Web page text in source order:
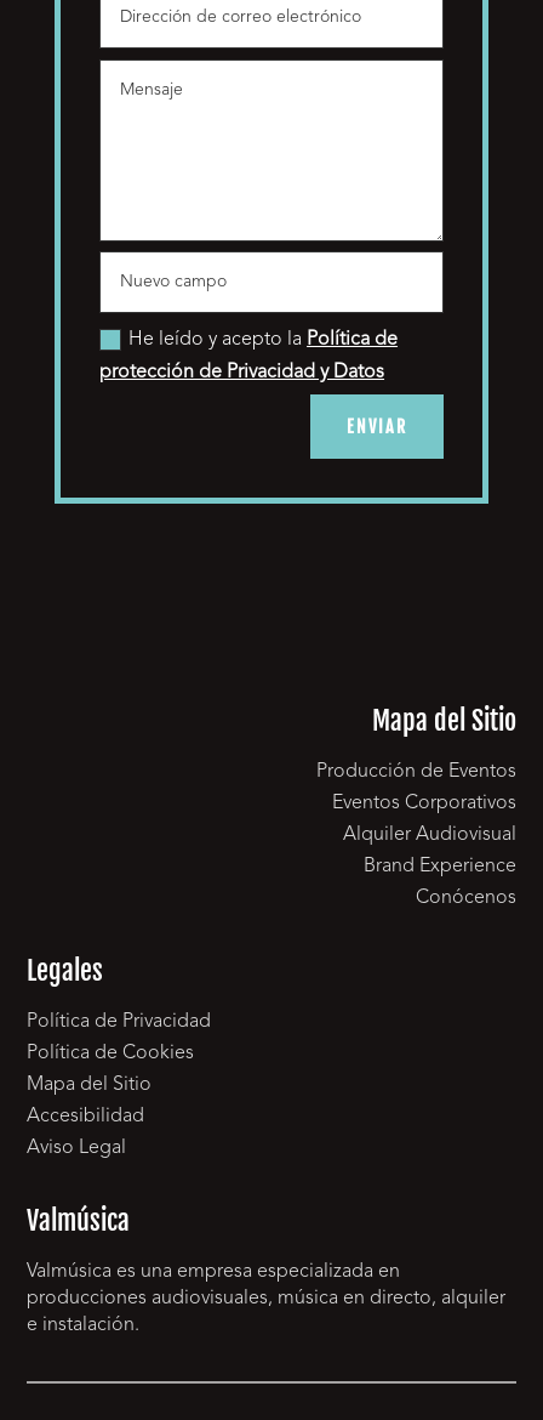
He leído y acepto la Política de
protección de Privacidad y Datos
ENVIAR
Mapa del Sitio
Producción de Eventos
Eventos Corporativos
Alquiler Audiovisual
Brand Experience
Conócenos
Legales
Política de Privacidad
Política de Cookies
Mapa del Sitio
Accesibilidad
Aviso Legal
Valmúsica
Valmúsica es una empresa especializada en
producciones audiovisuales, música en directo, alquiler
e instalación.